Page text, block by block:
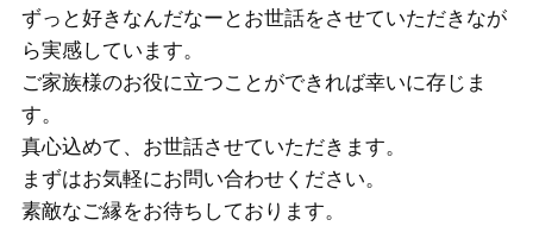
ずっと好きなんだなーとお世話をさせていただきなが
ら実感しています。
ご家族様のお役に立つことができれば幸いに存じま
す。
真心込めて、お世話させていただきます。
まずはお気軽にお問い合わせください。
素敵なご縁をお待ちしております。